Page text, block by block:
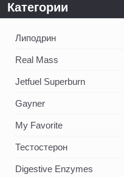
Категории
Липодрин
Real Mass
Jetfuel Superburn
Gayner
My Favorite
Тестостерон
Digestive Enzymes